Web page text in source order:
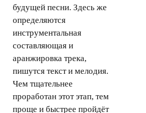
будущей песни. Здесь же
определяются
инструментальная
составляющая и
аранжировка трека,
пишутся текст и мелодия.
Чем тщательнее
проработан этот этап, тем
проще и быстрее пройдёт